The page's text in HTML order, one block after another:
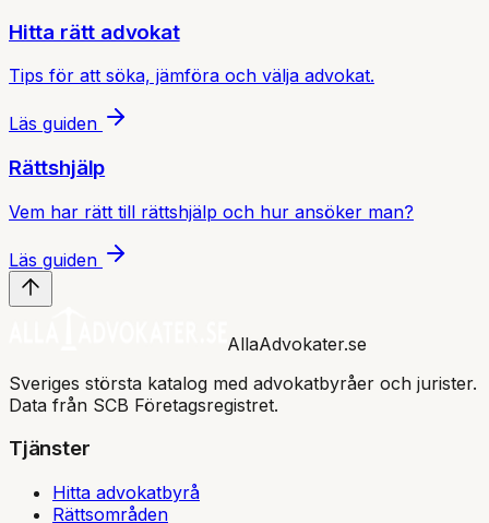
Hitta rätt advokat
Tips för att söka, jämföra och välja advokat.
Läs guiden
Rättshjälp
Vem har rätt till rättshjälp och hur ansöker man?
Läs guiden
AllaAdvokater.se
Sveriges största katalog med advokatbyråer och jurister.
Data från SCB Företagsregistret.
Tjänster
Hitta advokatbyrå
Rättsområden